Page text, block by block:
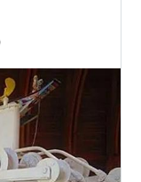
セーマンを描
摩の海では古